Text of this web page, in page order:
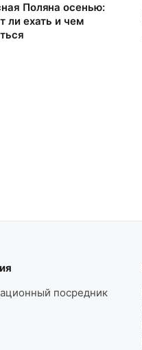
Поляна осенью:
ли ехать и чем
посредник